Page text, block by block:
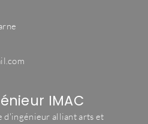
IMAC
d'ingénieur alliant arts et